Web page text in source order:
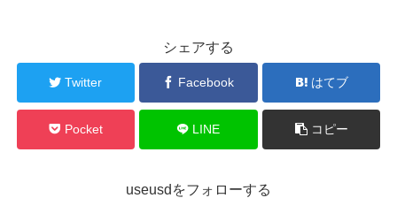
シェアする
Twitter Facebook はてブ
Pocket LINE コピー
useusdをフォローする